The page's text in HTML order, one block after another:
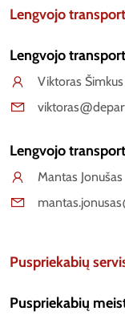
Lengvojo
Lengvojo
Viktoras Šimkus
Lengvojo
Mantas Jonušas
Puspriekabių
Puspriekabių